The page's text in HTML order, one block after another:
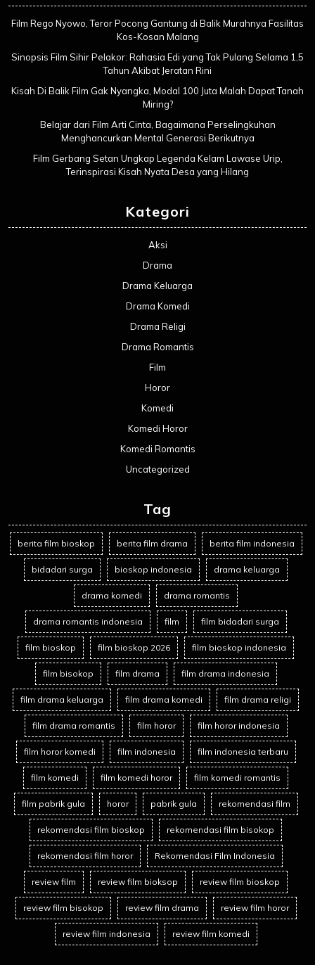
Film Rego Nyowo, Teror Pocong Gantung di Balik Murahnya Fasilitas
Kos-Kosan Malang
Sinopsis Film Sihir Pelakor: Rahasia Edi yang Tak Pulang Selama 1,5
Tahun Akibat Jeratan Rini
Kisah Di Balik Film Gak Nyangka, Modal 100 Juta Malah Dapat Tanah
Miring?
Belajar dari Film Arti Cinta, Bagaimana Perselingkuhan
Menghancurkan Mental Generasi Berikutnya
Film Gerbang Setan Ungkap Legenda Kelam Lawase Urip,
Terinspirasi Kisah Nyata Desa yang Hilang
Kategori
Aksi
Drama
Drama Keluarga
Drama Komedi
Drama Religi
Drama Romantis
Film
Horor
Komedi
Komedi Horor
Komedi Romantis
Uncategorized
Tag
berita film bioskop berita film drama berita film indonesia
bidadari surga bioskop indonesia drama keluarga
drama komedi drama romantis
drama romantis indonesia film film bidadari surga
film bioskop film bioskop 2026 film bioskop indonesia
film bisokop film drama film drama indonesia
film drama keluarga film drama komedi film drama religi
film drama romantis film horor film horor indonesia
film horor komedi film indonesia film indonesia terbaru
film komedi film komedi horor film komedi romantis
film pabrik gula horor pabrik gula rekomendasi film
rekomendasi film bioskop rekomendasi film bisokop
rekomendasi film horor Rekomendasi Film Indonesia
review film review film bioksop review film bioskop
review film bisokop review film drama review film horor
review film indonesia review film komedi